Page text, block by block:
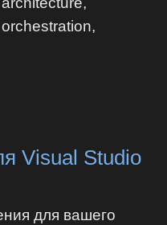
Visual Studio
для вашего